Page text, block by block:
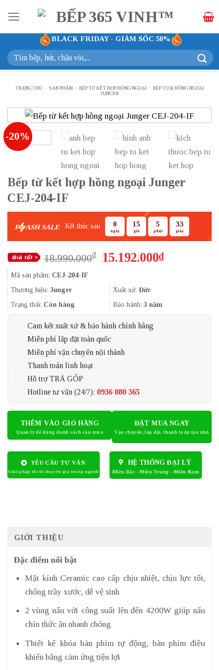
qua
nội
dung
BLACK FRIDAY - GIẢM SỐC 50%
Tìm
kiếm:
TRANG CHỦ / SẢN PHẨM / BẾP TỪ KẾT HỢP HỒNG NGOẠI / BẾP TỪ & HỒNG NGOẠI
JUNGER
-20%
Bếp từ kết hợp hồng ngoại Junger
CEJ-204-IF
F ASH SALE Kết thúc sau 0
ngày
15
giờ
5
phút
32
giây
18.990.000₫
Giá
18.990.000₫.
15.192.000₫Giá
Mã sản phẩm: CEJ-204-IF
Thương hiệu: Junger Xuất xứ: Đức
Trạng thái: Còn hàng Bảo hành: 3 năm
Cam kết xuất xứ & bảo hành chính hãng
Miễn phí lắp đặt toàn quốc
Miễn phí vận chuyển nội thành
Thanh toán linh hoạt
Hỗ trợ TRẢ GÓP
Hotline tư vấn (24/7): 0936 080 365
THÊM VÀO GIỎ HÀNG ĐẶT MUA NGAY
YÊU CẦU TƯ VẤN HỆ THỐNG ĐẠI LÝ
GIỚI THIỆU
Đặc điểm nổi bật
Mặt kính Ceramic cao cấp chịu nhiệt, chịu lực tốt,
chống trầy xước, dễ vệ sinh
2 vùng nấu với công suất lên đến 4200W giúp nấu
chín thức ăn nhanh chóng
Thiết kế khóa bàn phím tự động, bàn phím điều
khiển bằng cảm ứng tiện lợi